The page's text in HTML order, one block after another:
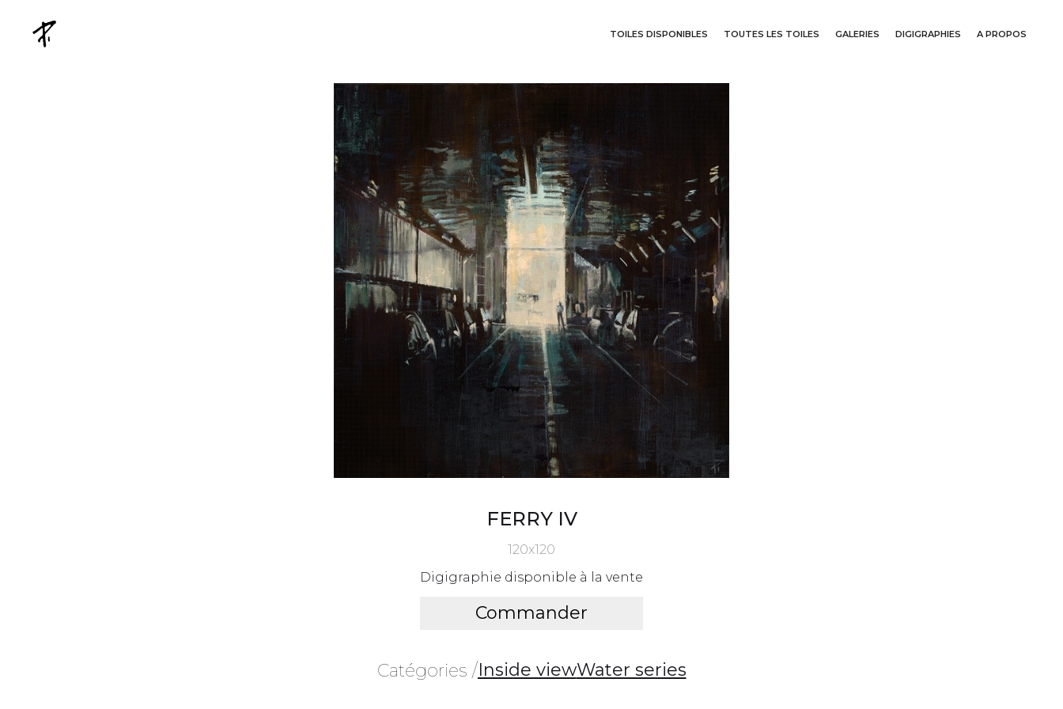
TOILES DISPONIBLES TOUTES LES TOILES GALERIES DIGIGRAPHIES A PROPOS
FERRY IV
120x120
Digigraphie disponible à la vente
Commander
Catégories /Inside viewWater series